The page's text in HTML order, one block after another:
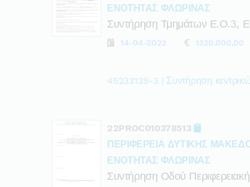
ΕΝΟΤΗΤΑΣ ΦΛΩΡΙΝΑΣ
Συντήρηση Τμημάτων Ε.ο.3,
14-04-2022 1.120.000,00
45233139-3 | Συντήρηση
22PROC010378513
ΠΕΡΙΦΕΡΕΙΑ ΔΥΤΙΚΗΣ
ΕΝΟΤΗΤΑΣ ΦΛΩΡΙΝΑΣ
Συντήρηση Οδού